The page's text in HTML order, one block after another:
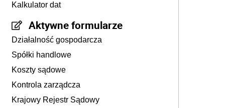
Kalkulator dat
Aktywne formularze
Działalność gospodarcza
Spółki handlowe
Koszty sądowe
Kontrola zarządcza
Krajowy Rejestr Sądowy